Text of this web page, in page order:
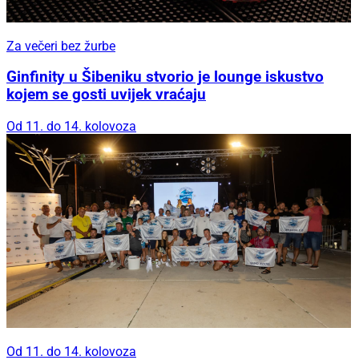
Za večeri bez žurbe
Ginfinity u Šibeniku stvorio je lounge iskustvo
kojem se gosti uvijek vraćaju
Od 11. do 14. kolovoza
Od 11. do 14. kolovoza